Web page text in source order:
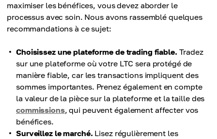
maximiser les bénéfices, vous devez aborder le
processus avec soin. Nous avons rassemblé quelques
recommandations à ce sujet:
Choisissez une plateforme de trading fiable. Tradez
sur une plateforme où votre LTC sera protégé de
manière fiable, car les transactions impliquent des
sommes importantes. Prenez également en compte
la valeur de la pièce sur la plateforme et la taille des
commissions, qui peuvent également affecter vos
bénéfices.
Surveillez le marché. Lisez régulièrement les